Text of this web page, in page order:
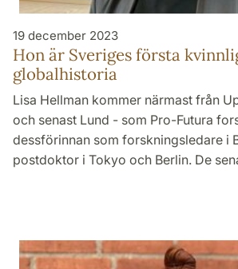
19 december 2023
Hon är Sveriges första
globalhistoria
Lisa Hellman kommer närmast från
och senast Lund - som Pro-Futura
dessförinnan som forskningsledare i
postdoktor i Tokyo och Berlin. De